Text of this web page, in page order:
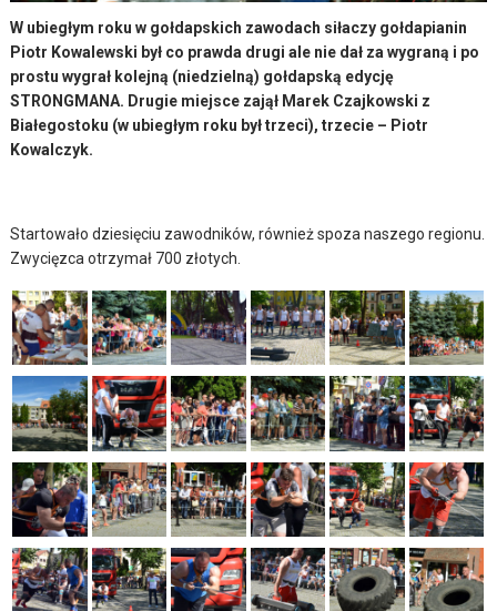
W ubiegłym roku w gołdapskich zawodach siłaczy gołdapianin
Piotr Kowalewski był co prawda drugi ale nie dał za wygraną i po
prostu wygrał kolejną (niedzielną) gołdapską edycję
STRONGMANA. Drugie miejsce zajął Marek Czajkowski z
Białegostoku (w ubiegłym roku był trzeci), trzecie – Piotr
Kowalczyk.
Startowało dziesięciu zawodników, również spoza naszego regionu.
Zwycięzca otrzymał 700 złotych.